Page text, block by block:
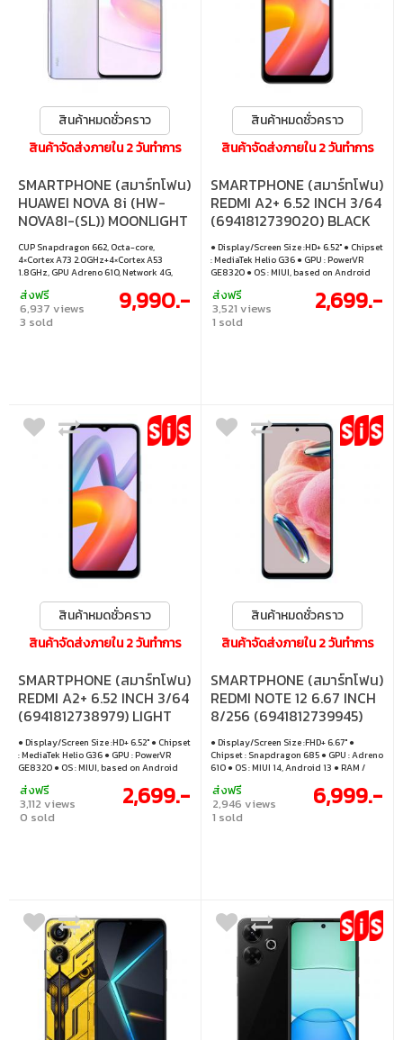
สินค้าหมดชั่วคราว
สินค้าจัดส่งภายใน 2 วันทำการ
SMARTPHONE (สมาร์ทโฟน)
HUAWEI NOVA 8i (HW-
NOVA8I-(SL)) MOONLIGHT
SILVER
CUP Snapdragon 662, Octa-core,
4×Cortex A73 2.0GHz+4×Cortex A53
1.8GHz, GPU Adreno 610, Network 4G,
Quad(64MP+8MP+2MP+2MP), Front 16MP,
ROM128GB Ram8GB, SIM: Dual, USB-C
Port, Battery 4300 mAh, Memory Slot: No,
ส่งฟรี
6,937 views
3 sold
9,990.-
สินค้าหมดชั่วคราว
สินค้าจัดส่งภายใน 2 วันทำการ
SMARTPHONE (สมาร์ทโฟน)
REDMI A2+ 6.52 INCH 3/64
(6941812739020) BLACK
(XMI-6941812739020)
● Display/Screen Size :HD+ 6.52" ● Chipset
: MediaTek Helio G36 ● GPU : PowerVR
GE8320 ● OS : MIUI, based on Android
ส่งฟรี
3,521 views
1 sold
2,699.-
สินค้าหมดชั่วคราว
สินค้าจัดส่งภายใน 2 วันทำการ
SMARTPHONE (สมาร์ทโฟน)
REDMI A2+ 6.52 INCH 3/64
(6941812738979) LIGHT
BLUE (XMI-
6941812738979)
● Display/Screen Size :HD+ 6.52" ● Chipset
: MediaTek Helio G36 ● GPU : PowerVR
GE8320 ● OS : MIUI, based on Android
ส่งฟรี
3,112 views
0 sold
2,699.-
สินค้าหมดชั่วคราว
สินค้าจัดส่งภายใน 2 วันทำการ
SMARTPHONE (สมาร์ทโฟน)
REDMI NOTE 12 6.67 INCH
8/256 (6941812739945)
ICE BLUE (XMI-
6941812739945)
● Display/Screen Size :FHD+ 6.67" ●
Chipset : Snapdragon 685 ● GPU : Adreno
610 ● OS : MIUI 14, Android 13 ● RAM /
ส่งฟรี
2,946 views
1 sold
6,999.-